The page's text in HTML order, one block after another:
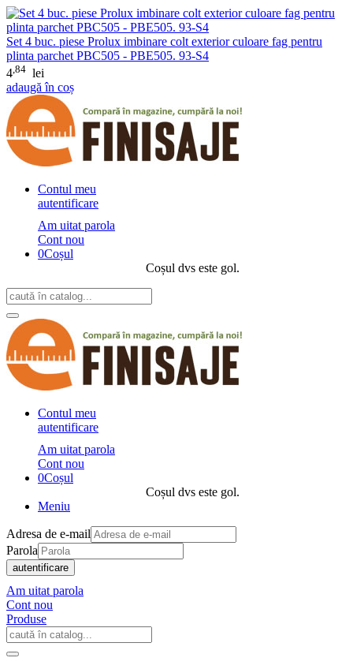
Set 4 buc. piese Prolux imbinare colt exterior culoare fag pentru
plinta parchet PBC505 - PBE505. 93-S4
4,84 lei
adaugă în coș
Contul meu
autentificare
Am uitat parola
Cont nou
0Coșul
Coșul dvs este gol.
Contul meu
autentificare
Am uitat parola
Cont nou
0Coșul
Coșul dvs este gol.
Meniu
Adresa de e-mail
Parola
autentificare
Am uitat parola
Cont nou
Produse